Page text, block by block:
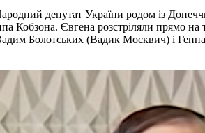
депутат України родом із
Кобзона. Євгена розстріляли прямо на
Болотських (Вадик Москвич) і